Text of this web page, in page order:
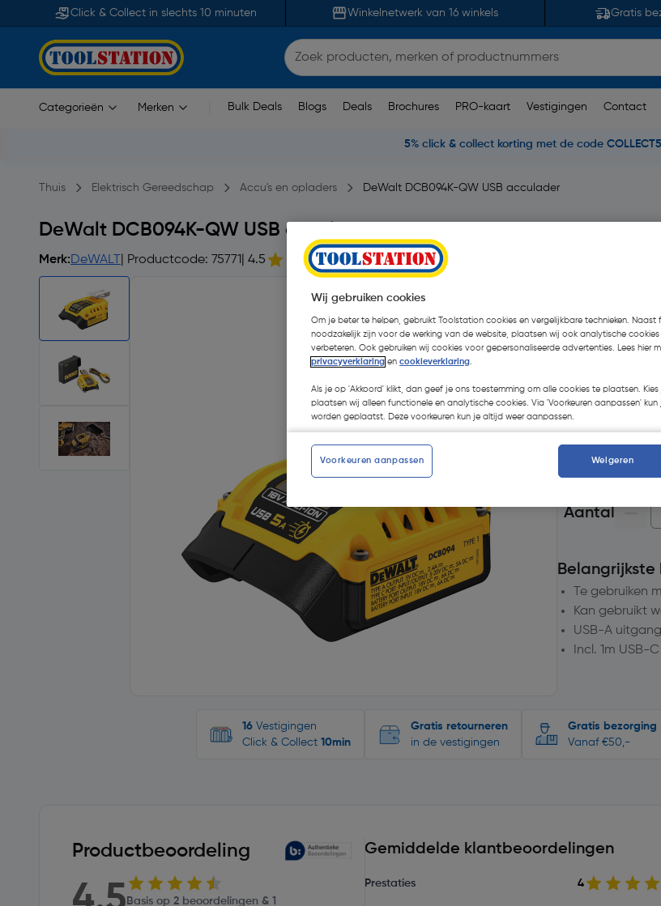
Click & Collect in slechts 10 minuten Winkelnetwerk van 16 winkels Gratis
Categorieën Merken Bulk Deals Blogs Deals Brochures PRO-kaart Vestigingen Contact
5% click & collect korting met de code COLLECT5
Thuis Elektrisch Gereedschap Accu's en opladers DeWalt DCB094K-QW USB acculader
DeWalt DCB094K-QW USB acculader 18V Li-ion
Merk:DeWALT | Productcode: 75771 | 4.5 2 beoordelingen
Recupelbijdrage
Selecteer
Selecteer
11 voor
Aantal
Belangrijkste
Te gebruiken
Kan gebruikt
USB-A
Incl. 1m USB-
16 Vestigingen
Click & Collect 10min
Gratis retourneren
in de vestigingen
Gratis bezorging
Vanaf €50,-
Productbeoordeling
Basis op 2 beoordelingen & 1
Gemiddelde klantbeoordelingen
Prestaties 4
Wij gebruiken cookies
Om je beter te helpen, gebruikt Toolstation cookies en vergelijkbare technieken. Naast
noodzakelijk zijn voor de werking van de website, plaatsen wij ook analytische
verbeteren. Ook gebruiken wij cookies voor gepersonaliseerde advertenties. Lees hier
privacyverklaring en cookieverklaring.
Als je op 'Akkoord' klikt, dan geef je ons toestemming om alle cookies te plaatsen.
plaatsen wij alleen functionele en analytische cookies. Via 'Voorkeuren aanpassen' kun
worden geplaatst. Deze voorkeuren kun je altijd weer aanpassen.
Voorkeuren aanpassen Weigeren